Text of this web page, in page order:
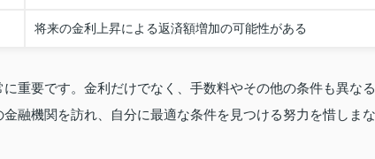
将来の金利上昇による返済額増加の可能性がある
重要です。金利だけでなく、手数料やその他の条件も異なる
融機関を訪れ、自分に最適な条件を見つける努力を惜しまな